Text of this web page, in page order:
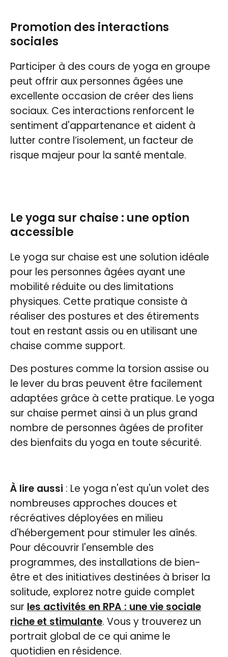
Promotion des interactions
sociales
Participer à des cours de yoga en groupe
peut offrir aux personnes âgées une
excellente occasion de créer des liens
sociaux. Ces interactions renforcent le
sentiment d'appartenance et aident à
lutter contre l’isolement, un facteur de
risque majeur pour la santé mentale.
Le yoga sur chaise : une option
accessible
Le yoga sur chaise est une solution idéale
pour les personnes âgées ayant une
mobilité réduite ou des limitations
physiques. Cette pratique consiste à
réaliser des postures et des étirements
tout en restant assis ou en utilisant une
chaise comme support.
Des postures comme la torsion assise ou
le lever du bras peuvent être facilement
adaptées grâce à cette pratique. Le yoga
sur chaise permet ainsi à un plus grand
nombre de personnes âgées de profiter
des bienfaits du yoga en toute sécurité.
À lire aussi : Le yoga n'est qu'un volet des
nombreuses approches douces et
récréatives déployées en milieu
d'hébergement pour stimuler les aînés.
Pour découvrir l'ensemble des
programmes, des installations de bien-
être et des initiatives destinées à briser la
solitude, explorez notre guide complet
sur les activités en RPA : une vie sociale
riche et stimulante. Vous y trouverez un
portrait global de ce qui anime le
quotidien en résidence.